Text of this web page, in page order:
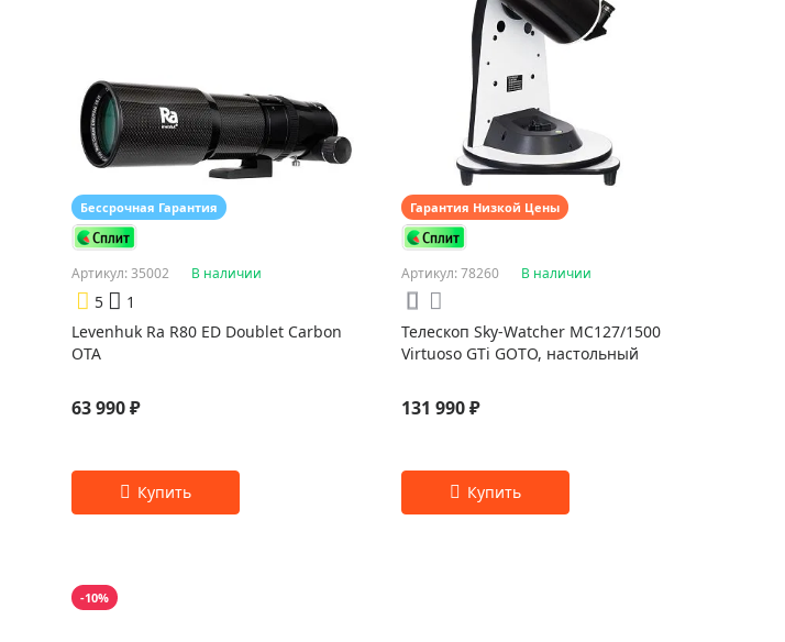
Бессрочная Гарантия
Артикул: 35002 В наличии
5
1
Levenhuk Ra R80 ED Doublet Carbon
OTA
63 990 ₽
Гарантия Низкой Цены
Артикул: 78260 В наличии
Телескоп Sky-Watcher MC127/1500
Virtuoso GTi GOTO, настольный
131 990 ₽
-10%